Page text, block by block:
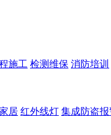
施工 检测维保 消防培训
居 红外线灯 集成防盗